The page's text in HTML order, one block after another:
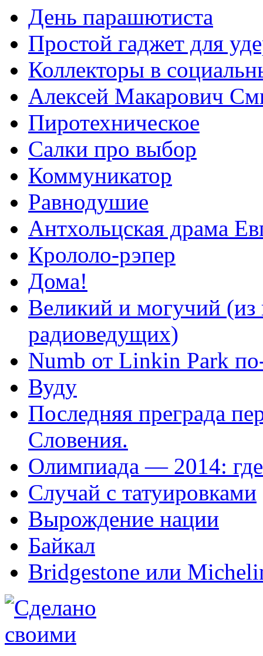
День парашютиста
Простой гаджет для
Коллекторы в
Алексей Макарович
Пиротехническое
Салки про выбор
Коммуникатор
Равнодушие
Антхольцская драма
Крололо-рэпер
Дома!
Великий и могучий (из
радиоведущих)
Numb от Linkin Park
Вуду
Последняя преграда
Словения.
Олимпиада — 2014: где
Случай с татуировками
Вырождение нации
Байкал
Bridgestone или